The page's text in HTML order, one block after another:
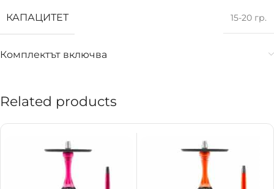
КАПАЦИТЕТ 15-20 гр.
Комплектът включва
Related products